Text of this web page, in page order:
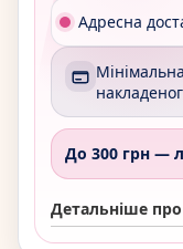
Адресна
До 300 грн —
Детальніше